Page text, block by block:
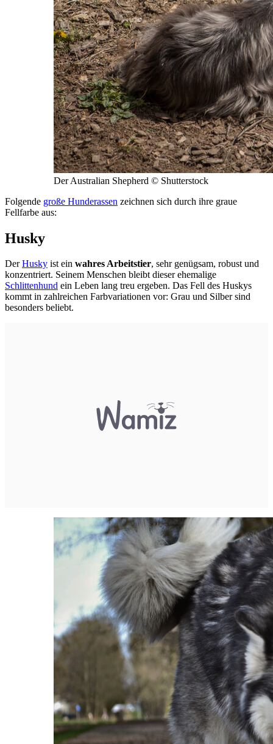
Der Australian Shepherd © Shutterstock
Folgende große Hunderassen zeichnen sich durch ihre graue
Fellfarbe aus:
Husky
DerHusky ist ein wahres Arbeitstier, sehr genügsam, robust und
konzentriert. Seinem Menschen bleibt dieser ehemalige
Schlittenhund ein Leben lang treu ergeben. Das Fell des Huskys
kommt in zahlreichen Farbvariationen vor: Grau und Silber sind
besonders beliebt.